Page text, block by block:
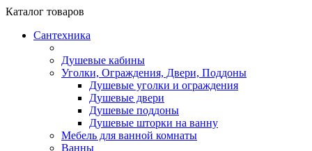
Каталог товаров
Сантехника
Душевые кабины
Уголки, Ограждения, Двери, Поддоны
Душевые уголки и ограждения
Душевые двери
Душевые поддоны
Душевые шторки на ванну
Мебель для ванной комнаты
Ванны